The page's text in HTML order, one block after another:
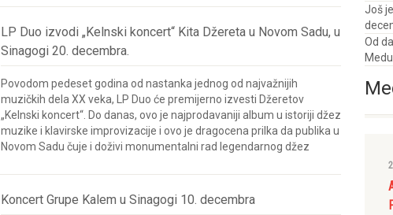
LP Duo izvodi „Kelnski koncert“ Kita Džereta u Novom Sadu, u
Sinagogi 20. decembra.
Povodom pedeset godina od nastanka jednog od najvažnijih
muzičkih dela XX veka, LP Duo će premijerno izvesti Džeretov
„Kelnski koncert“. Do danas, ovo je najprodavaniji album u istoriji džez
muzike i klavirske improvizacije i ovo je dragocena prilka da publika u
Novom Sadu čuje i doživi monumentalni rad legendarnog džez
Koncert Grupe Kalem u Sinagogi 10. decembra
Još
Od